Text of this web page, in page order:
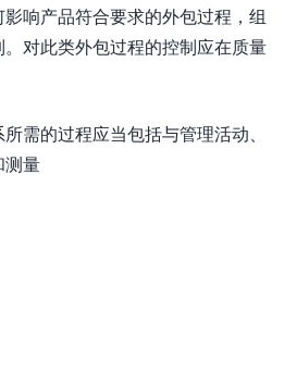
响产品符合要求的外包过程，组
对此类外包过程的控制应在质量
需的过程应当包括与管理活动、
测量